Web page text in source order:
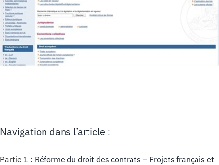
Navigation dans l’article :
Partie 1 : Réforme du droit des contrats – Projets français et